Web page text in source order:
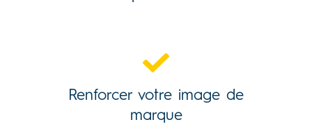
Renforcer votre image de
marque